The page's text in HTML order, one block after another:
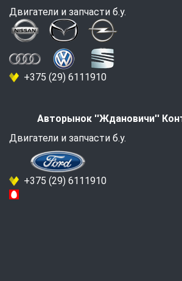
Двигатели и запчасти б.у.
+375 (29) 6111910
Авторынок ''Ждановичи''
Двигатели и запчасти б.у.
+375 (29) 6111910